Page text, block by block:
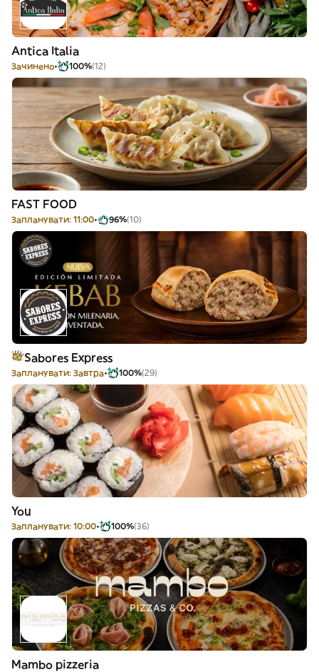
Antica Italia
Зачинено 100%(12)
FAST FOOD
Запланувати: 11:00 96%(10)
Sabores Express
Запланувати: Завтра 100%(29)
You
Запланувати: 10:00 100%(36)
Mambo pizzeria